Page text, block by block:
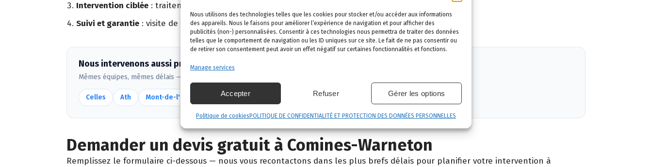
Nous utilisons des technologies telles que les cookies pour stocker et/ou accéder aux informations
des appareils. Nous le faisons pour améliorer l’expérience de navigation et pour afficher des
publicités (non-) personnalisées. Consentir à ces technologies nous permettra de traiter des données
telles que le comportement de navigation ou les ID uniques sur ce site. Le fait de ne pas consentir ou
de retirer son consentement peut avoir un effet négatif sur certaines fonctionnalités et fonctions.
Manage services
Accepter Refuser Gérer les options
Politique de cookies POLITIQUE DE CONFIDENTIALITÉ ET PROTECTION DES DONNÉES PERSONNELLES
Intervention ciblée : traitement adapté, produits certifiés, sécurité maximale, discrétion garantie.
Suivi et garantie : visite de contrôle et garantie de résultat.
Nous intervenons aussi près de Comines-Warneton
Mêmes équipes, mêmes délais — voir
Celles Ath Mont-de-l'Enclus Pecq Silly
Demander un devis gratuit à Comines-Warneton
Remplissez le formulaire ci-dessous — nous vous recontactons dans les plus brefs délais pour planifier votre intervention à